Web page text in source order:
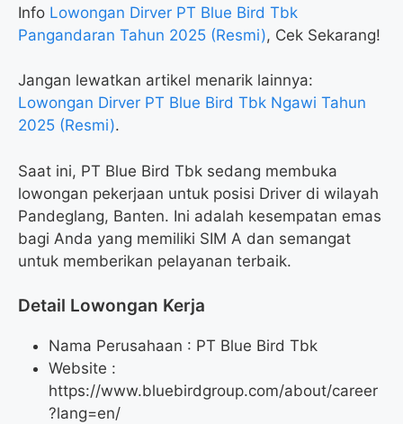
Info Lowongan Dirver PT Blue Bird Tbk
Pangandaran Tahun 2025 (Resmi), Cek Sekarang!
Jangan lewatkan artikel menarik lainnya:
Lowongan Dirver PT Blue Bird Tbk Ngawi Tahun
2025 (Resmi).
Saat ini, PT Blue Bird Tbk sedang membuka
lowongan pekerjaan untuk posisi Driver di wilayah
Pandeglang, Banten. Ini adalah kesempatan emas
bagi Anda yang memiliki SIM A dan semangat
untuk memberikan pelayanan terbaik.
Detail Lowongan Kerja
Nama Perusahaan : PT Blue Bird Tbk
Website :
https://www.bluebirdgroup.com/about/career
?lang=en/